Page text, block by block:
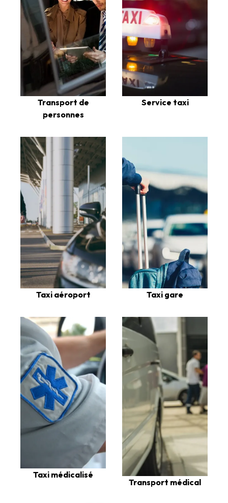
Transport de
personnes
Service taxi
Taxi aéroport Taxi gare
Taxi médicalisé
Transport médical